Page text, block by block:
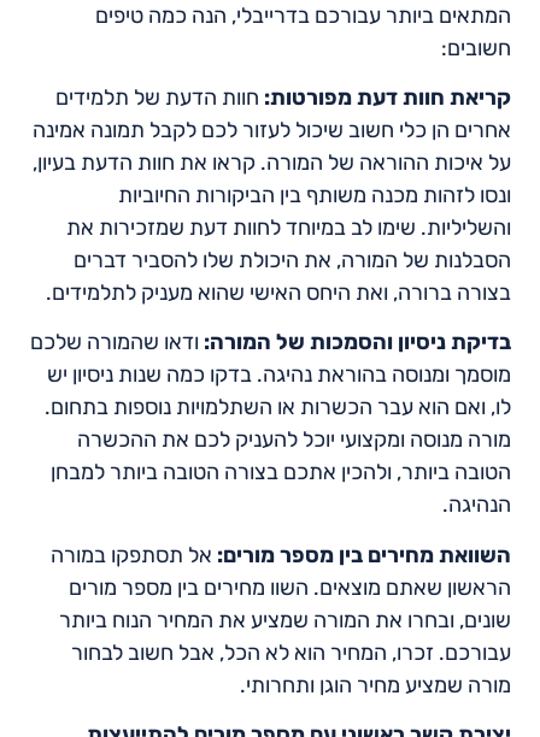
המתאים ביותר עבורכם בדרייבלי, הנה כמה טיפים
חשובים:
קריאת חוות דעת מפורטות: חוות הדעת של תלמידים
אחרים הן כלי חשוב שיכול לעזור לכם לקבל תמונה אמינה
על איכות ההוראה של המורה. קראו את חוות הדעת בעיון,
ונסו לזהות מכנה משותף בין הביקורות החיוביות
והשליליות. שימו לב במיוחד לחוות דעת שמזכירות את
הסבלנות של המורה, את היכולת שלו להסביר דברים
בצורה ברורה, ואת היחס האישי שהוא מעניק לתלמידים.
בדיקת ניסיון והסמכות של המורה: ודאו שהמורה שלכם
מוסמך ומנוסה בהוראת נהיגה. בדקו כמה שנות ניסיון יש
לו, ואם הוא עבר הכשרות או השתלמויות נוספות בתחום.
מורה מנוסה ומקצועי יוכל להעניק לכם את ההכשרה
הטובה ביותר, ולהכין אתכם בצורה הטובה ביותר למבחן
הנהיגה.
השוואת מחירים בין מספר מורים: אל תסתפקו במורה
הראשון שאתם מוצאים. השוו מחירים בין מספר מורים
שונים, ובחרו את המורה שמציע את המחיר הנוח ביותר
עבורכם. זכרו, המחיר הוא לא הכל, אבל חשוב לבחור
מורה שמציע מחיר הוגן ותחרותי.